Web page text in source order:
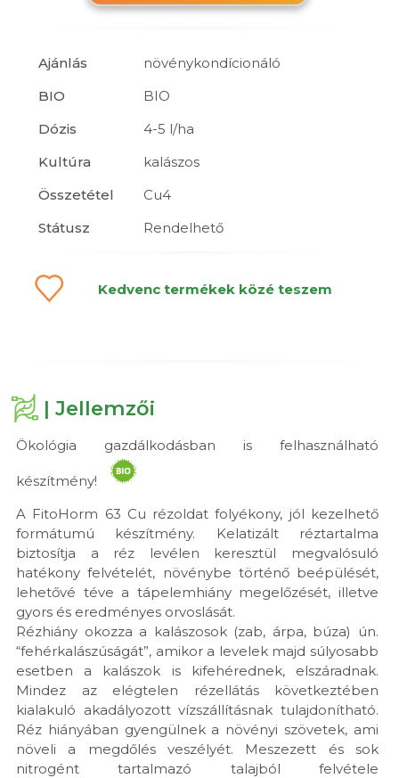
Ajánlás
növénykondícionáló
BIO
BIO
Dózis
4-5 l/ha
Kultúra
kalászos
Összetétel
Cu4
Státusz
Rendelhető
Kedvenc termékek közé teszem
| Jellemzői
Ökológia gazdálkodásban is felhasználható
készítmény!
A FitoHorm 63 Cu rézoldat folyékony, jól kezelhető
formátumú készítmény. Kelatizált réztartalma
biztosítja a réz levélen keresztül megvalósuló
hatékony felvételét, növénybe történő beépülését,
lehetővé téve a tápelemhiány megelőzését, illetve
gyors és eredményes orvoslását.
Rézhiány okozza a kalászosok (zab, árpa, búza) ún.
“fehérkalászúságát”, amikor a levelek majd súlyosabb
esetben a kalászok is kifehérednek, elszáradnak.
Mindez az elégtelen rézellátás következtében
kialakuló akadályozott vízszállításnak tulajdonítható.
Réz hiányában gyengülnek a növényi szövetek, ami
növeli a megdőlés veszélyét. Meszezett és sok
nitrogént tartalmazó talajból felvétele